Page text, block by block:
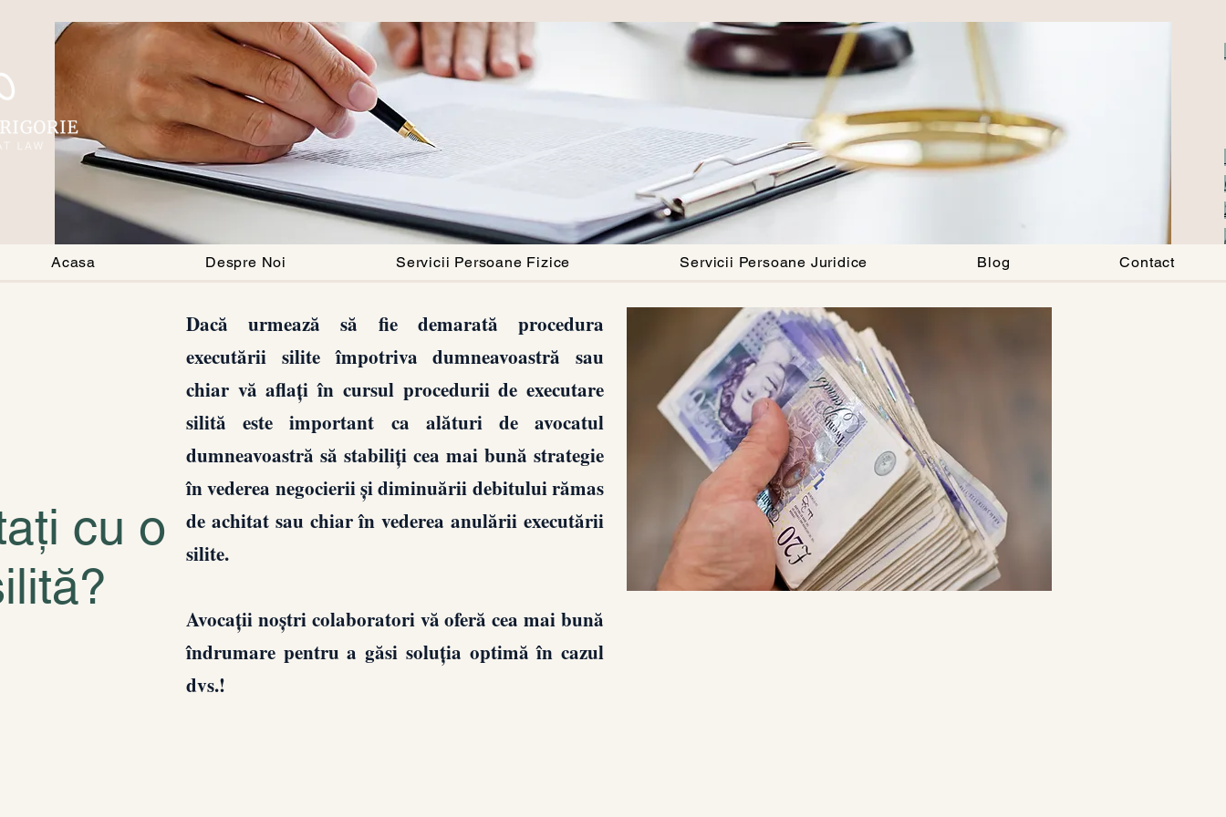
Acasa
Despre Noi Servicii Persoane Fizice Servicii Persoane Juridice Blog Contact
cu o
Dacă urmează să fie demarată procedura
executării silite împotriva dumneavoastră sau
chiar vă aflați în cursul procedurii de executare
silită este important ca alături de avocatul
dumneavoastră să stabiliți cea mai bună strategie
în vederea negocierii și diminuării debitului rămas
de achitat sau chiar în vederea anulării executării
silite.
Avocații noștri colaboratori vă oferă cea mai bună
îndrumare pentru a găsi soluția optimă în cazul
dvs.!